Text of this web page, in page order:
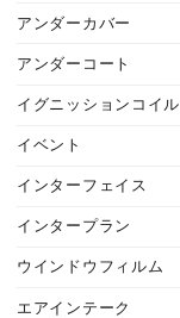
アンダーカバー
アンダーコート
イグニッションコイル
イベント
インターフェイス
インタープラン
ウインドウフィルム
エアインテーク